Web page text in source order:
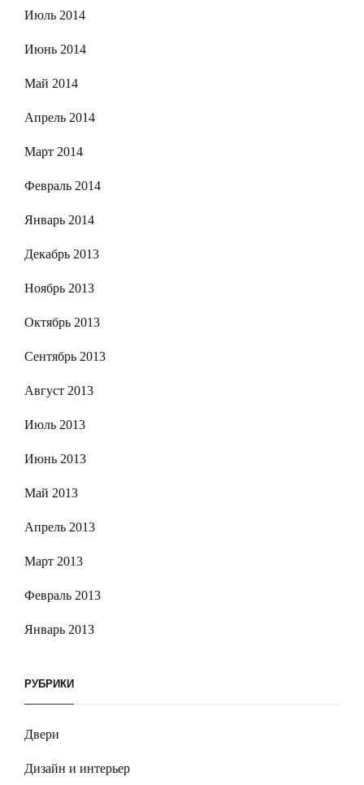
Июль 2014
Июнь 2014
Май 2014
Апрель 2014
Март 2014
Февраль 2014
Январь 2014
Декабрь 2013
Ноябрь 2013
Октябрь 2013
Сентябрь 2013
Август 2013
Июль 2013
Июнь 2013
Май 2013
Апрель 2013
Март 2013
Февраль 2013
Январь 2013
РУБРИКИ
Двери
Дизайн и интерьер